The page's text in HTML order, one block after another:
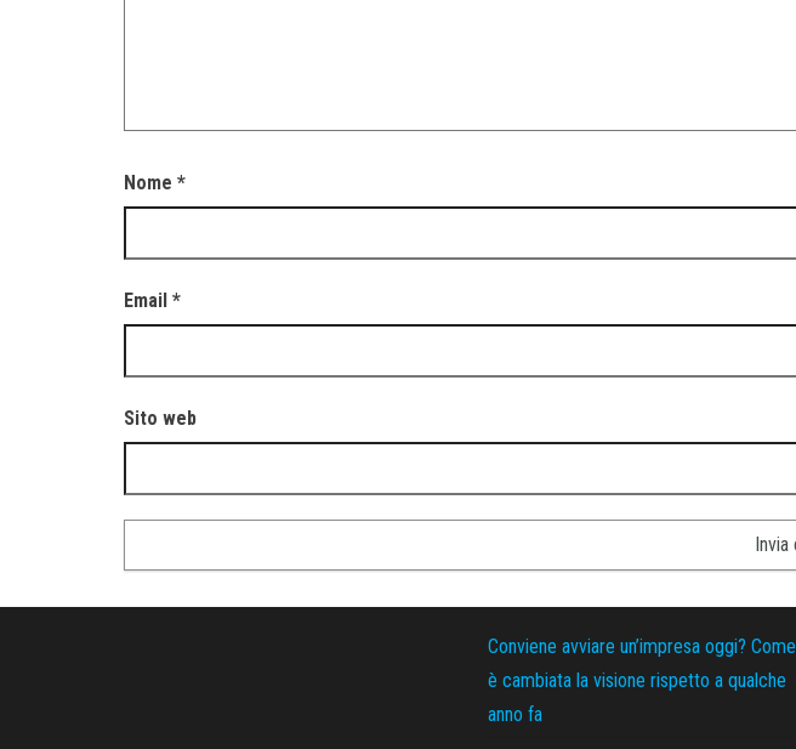
Nome *
Email *
Sito web
Conviene avviare un’impresa oggi? Come
è cambiata la visione rispetto a qualche
anno fa